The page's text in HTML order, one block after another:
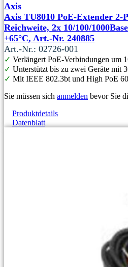
Axis
Axis TU8010 PoE-Extender 2-
Reichweite, 2x 10/100/
+65°C, Art.-Nr. 240885
Art.-Nr.: 02726-001
✓ Verlängert PoE-Verbindungen um
✓ Unterstützt bis zu zwei Geräte mit
✓ Mit IEEE 802.3bt und High PoE
Sie müssen sich anmelden bevor Sie
Produktdetails
Datenblatt